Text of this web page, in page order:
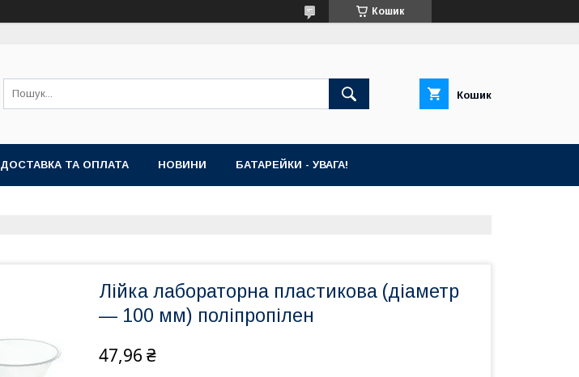
Кошик
Кошик
ДОСТАВКА ТА ОПЛАТА НОВИНИ БАТАРЕЙКИ - УВАГА!
Лійка лабораторна пластикова (діаметр
— 100 мм) поліпропілен
47,96 ₴